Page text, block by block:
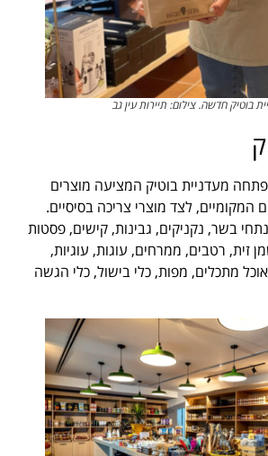
בוטיק חדשה. צילום: תיירות עין גב
מעדניית בוטיק המציעה מוצרים
המקומיים, לצד מוצרי צריכה בסיסיים.
בשר, נקניקים, גבינות, קישים, פסטות
זית, רטבים, ממרחים, עוגות, עוגיות,
מתכלים, מפות, כלי בישול, כלי הגשה